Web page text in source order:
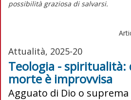
possibilità graziosa di salvarsi.
Attualità, 2025-20
Teologia - spiritualità:
morte è improvvisa
Agguato di Dio o suprema